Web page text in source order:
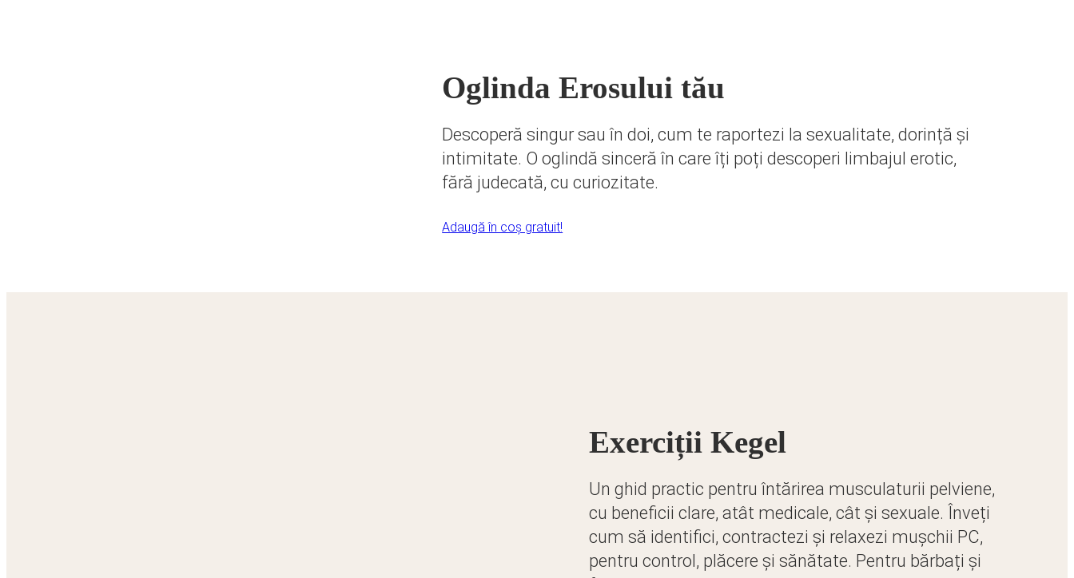
Oglinda Erosului tău
Descoperă singur sau în doi, cum te raportezi la sexualitate, dorință și
intimitate. O oglindă sinceră în care îți poți descoperi limbajul erotic,
fără judecată, cu curiozitate.
Adaugă în coș gratuit!
Exerciții Kegel
Un ghid practic pentru întărirea musculaturii pelviene,
cu beneficii clare, atât medicale, cât și sexuale. Înveți
cum să identifici, contractezi și relaxezi mușchii PC,
pentru control, plăcere și sănătate. Pentru bărbați și